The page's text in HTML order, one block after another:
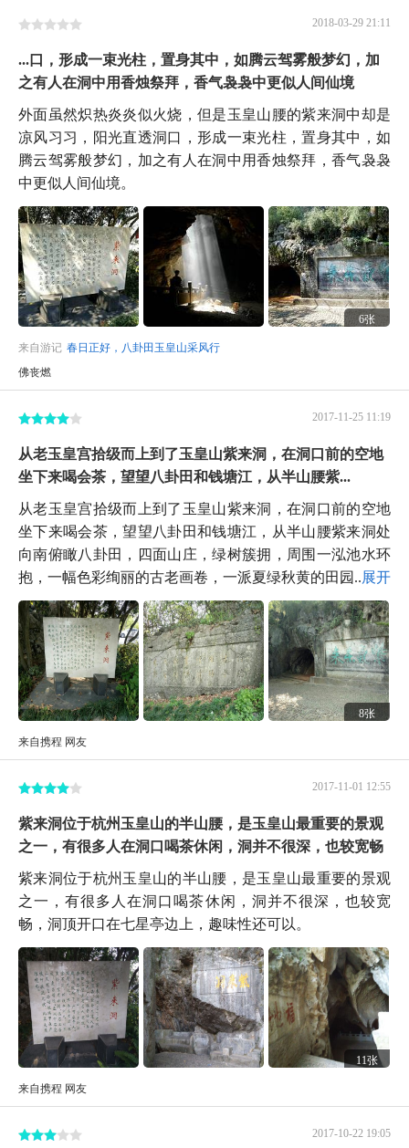
2018-03-29 21:11
...口，形成一束光柱，置身其中，如腾云驾雾般梦幻，加
之有人在洞中用香烛祭拜，香气袅袅中更似人间仙境
外面虽然炽热炎炎似火烧，但是玉皇山腰的紫来洞中却是
凉风习习，阳光直透洞口，形成一束光柱，置身其中，如
腾云驾雾般梦幻，加之有人在洞中用香烛祭拜，香气袅袅
中更似人间仙境。
6张
来自游记 春日正好，八卦田玉皇山采风行
佛丧燃
2017-11-25 11:19
从老玉皇宫拾级而上到了玉皇山紫来洞，在洞口前的空地
坐下来喝会茶，望望八卦田和钱塘江，从半山腰紫...
从老玉皇宫拾级而上到了玉皇山紫来洞，在洞口前的空地
坐下来喝会茶，望望八卦田和钱塘江，从半山腰紫来洞处
向南俯瞰八卦田，四面山庄，绿树簇拥，周围一泓池水环
抱，一幅色彩绚丽的古老画卷，一派夏绿秋黄的田园...展开
8张
来自携程 网友
2017-11-01 12:55
紫来洞位于杭州玉皇山的半山腰，是玉皇山最重要的景观
之一，有很多人在洞口喝茶休闲，洞并不很深，也较宽畅
紫来洞位于杭州玉皇山的半山腰，是玉皇山最重要的景观
之一，有很多人在洞口喝茶休闲，洞并不很深，也较宽
畅，洞顶开口在七星亭边上，趣味性还可以。
11张
来自携程 网友
2017-10-22 19:05